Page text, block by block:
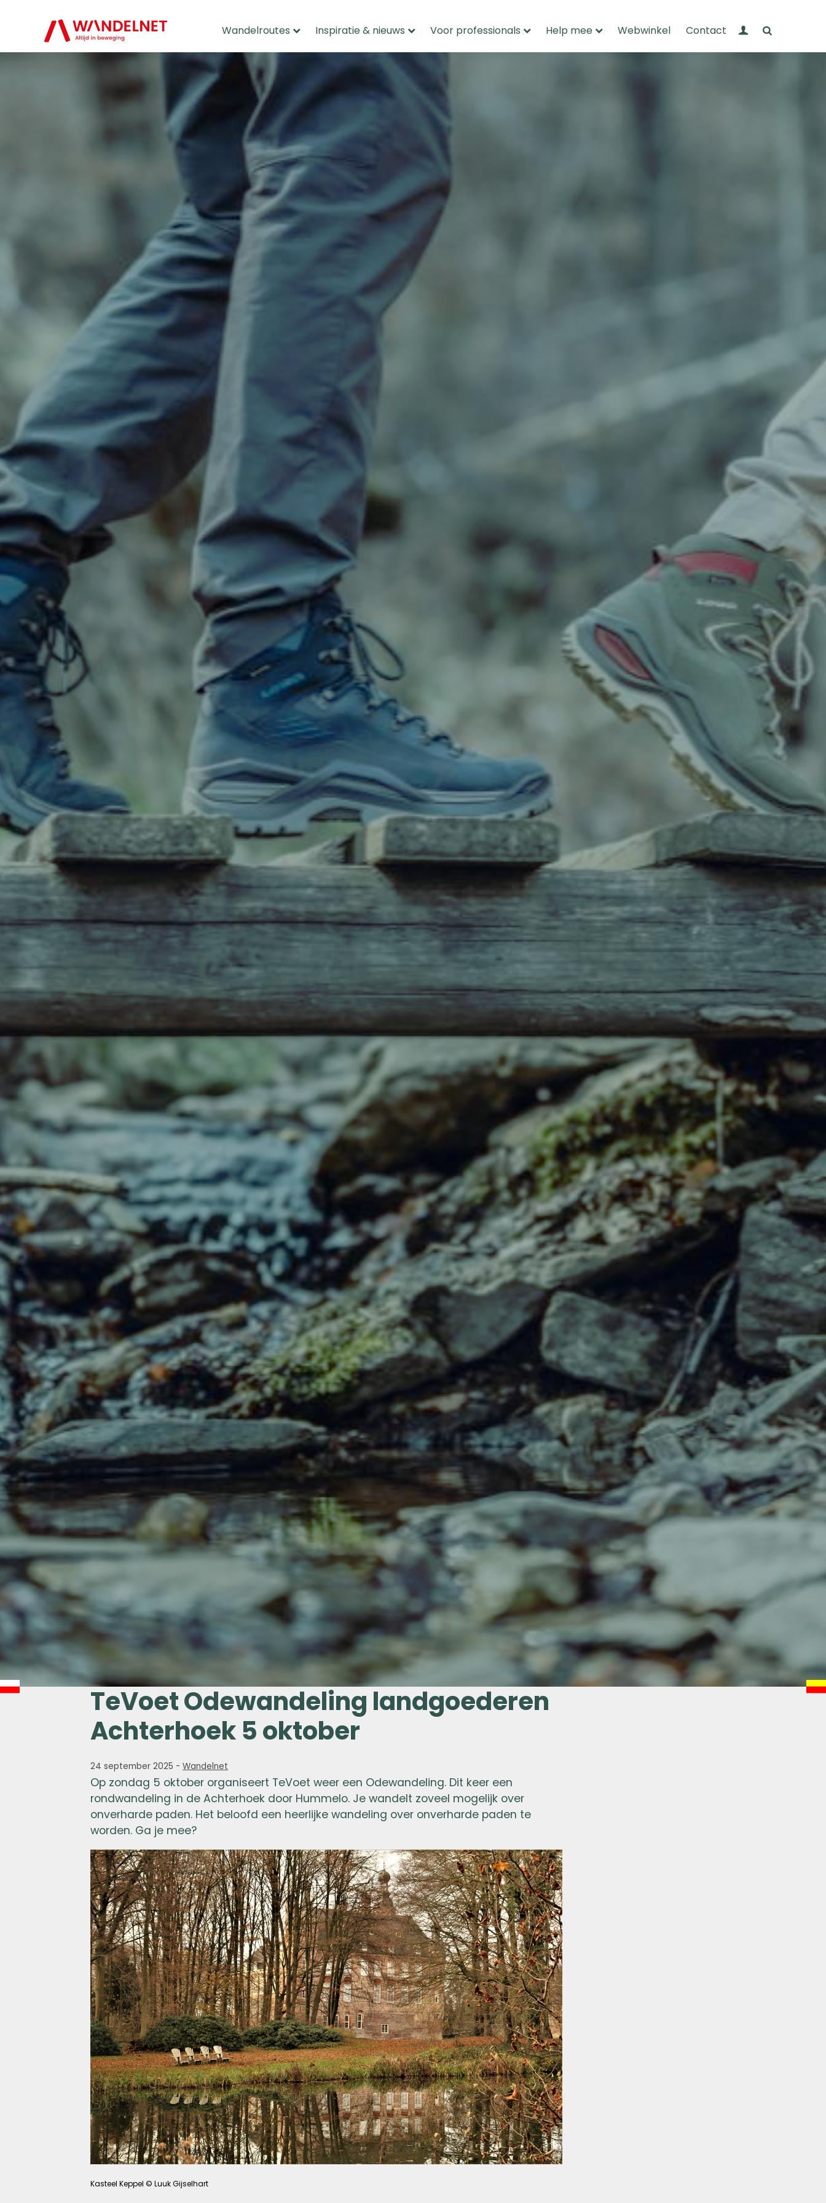
Wandelroutes Inspiratie & nieuws Voor professionals Help mee Webwinkel Contact Mijn Wandelnet
TeVoet Odewandeling landgoederen
Achterhoek 5 oktober
24 september 2025 -Wandelnet
Op zondag 5 oktober organiseert TeVoet weer een Odewandeling. Dit keer een
rondwandeling in de Achterhoek door Hummelo. Je wandelt zoveel mogelijk over
onverharde paden. Het beloofd een heerlijke wandeling over onverharde paden te
worden. Ga je mee?
Kasteel Keppel © Luuk Gijselhart